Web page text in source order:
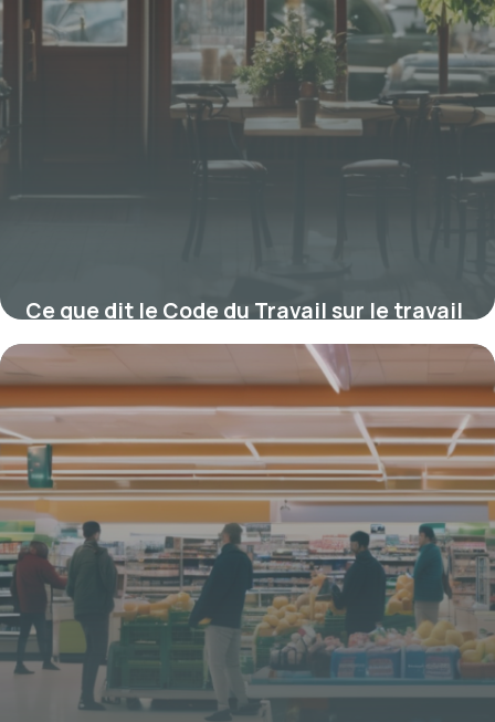
Ce que dit le Code du Travail sur le travail
le dimanche et le repos obligatoire
22 janvier 2026